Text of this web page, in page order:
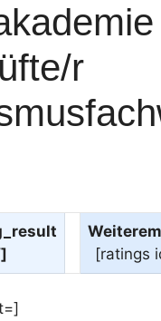
r
[ratings